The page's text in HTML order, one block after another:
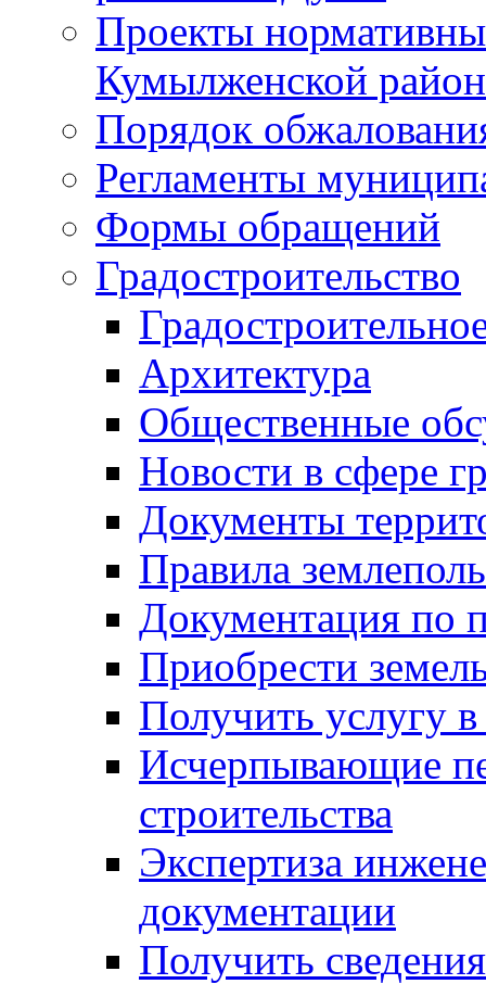
Проекты
Кумылженской
Порядок
Регламенты
Формы обращений
Градостроительство
Архитектура
Общественные
Новости в сфере
Документы
Правила
Документация по
Приобрести
Получить услугу в
Исчерпывающие
строительства
Экспертиза
документации
Получить